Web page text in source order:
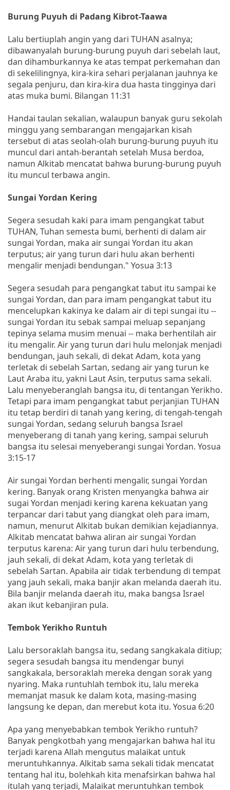
Burung Puyuh di Padang Kibrot-Taawa
Lalu bertiuplah angin yang dari TUHAN asalnya;
dibawanyalah burung-burung puyuh dari sebelah laut,
dan dihamburkannya ke atas tempat perkemahan dan
di sekelilingnya, kira-kira sehari perjalanan jauhnya ke
segala penjuru, dan kira-kira dua hasta tingginya dari
atas muka bumi. Bilangan 11:31
Handai taulan sekalian, walaupun banyak guru sekolah
minggu yang sembarangan mengajarkan kisah
tersebut di atas seolah-olah burung-burung puyuh itu
muncul dari antah-berantah setelah Musa berdoa,
namun Alkitab mencatat bahwa burung-burung puyuh
itu muncul terbawa angin.
Sungai Yordan Kering
Segera sesudah kaki para imam pengangkat tabut
TUHAN, Tuhan semesta bumi, berhenti di dalam air
sungai Yordan, maka air sungai Yordan itu akan
terputus; air yang turun dari hulu akan berhenti
mengalir menjadi bendungan." Yosua 3:13
Segera sesudah para pengangkat tabut itu sampai ke
sungai Yordan, dan para imam pengangkat tabut itu
mencelupkan kakinya ke dalam air di tepi sungai itu --
sungai Yordan itu sebak sampai meluap sepanjang
tepinya selama musim menuai -- maka berhentilah air
itu mengalir. Air yang turun dari hulu melonjak menjadi
bendungan, jauh sekali, di dekat Adam, kota yang
terletak di sebelah Sartan, sedang air yang turun ke
Laut Araba itu, yakni Laut Asin, terputus sama sekali.
Lalu menyeberanglah bangsa itu, di tentangan Yerikho.
Tetapi para imam pengangkat tabut perjanjian TUHAN
itu tetap berdiri di tanah yang kering, di tengah-tengah
sungai Yordan, sedang seluruh bangsa Israel
menyeberang di tanah yang kering, sampai seluruh
bangsa itu selesai menyeberangi sungai Yordan. Yosua
3:15-17
Air sungai Yordan berhenti mengalir, sungai Yordan
kering. Banyak orang Kristen menyangka bahwa air
sugai Yordan menjadi kering karena kekuatan yang
terpancar dari tabut yang diangkat oleh para imam,
namun, menurut Alkitab bukan demikian kejadiannya.
Alkitab mencatat bahwa aliran air sungai Yordan
terputus karena: Air yang turun dari hulu terbendung,
jauh sekali, di dekat Adam, kota yang terletak di
sebelah Sartan. Apabila air tidak terbendung di tempat
yang jauh sekali, maka banjir akan melanda daerah itu.
Bila banjir melanda daerah itu, maka bangsa Israel
akan ikut kebanjiran pula.
Tembok Yerikho Runtuh
Lalu bersoraklah bangsa itu, sedang sangkakala ditiup;
segera sesudah bangsa itu mendengar bunyi
sangkakala, bersoraklah mereka dengan sorak yang
nyaring. Maka runtuhlah tembok itu, lalu mereka
memanjat masuk ke dalam kota, masing-masing
langsung ke depan, dan merebut kota itu. Yosua 6:20
Apa yang menyebabkan tembok Yerikho runtuh?
Banyak pengkotbah yang mengajarkan bahwa hal itu
terjadi karena Allah mengutus malaikat untuk
meruntuhkannya. Alkitab sama sekali tidak mencatat
tentang hal itu, bolehkah kita menafsirkan bahwa hal
itulah yang terjadi, Malaikat meruntuhkan tembok